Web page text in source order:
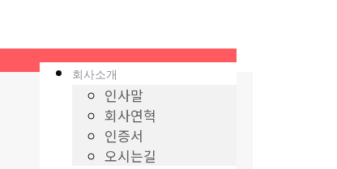
회사소개
인사말
회사연혁
인증서
오시는길